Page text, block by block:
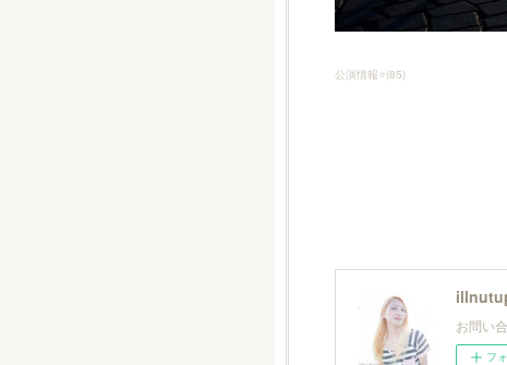
公演情報⭐️(85)
お問い
フ